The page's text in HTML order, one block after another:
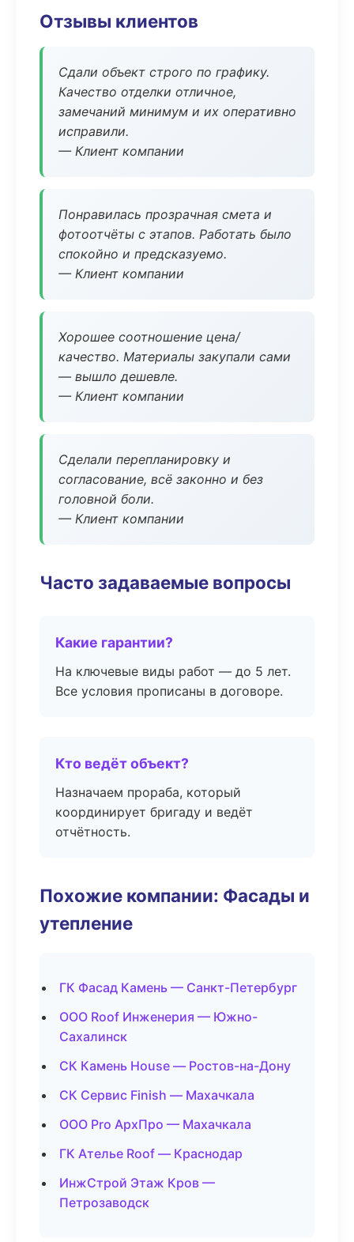
Отзывы клиентов
Сдали объект строго по графику.
Качество отделки отличное,
замечаний минимум и их оперативно
исправили.
— Клиент компании
Понравилась прозрачная смета и
фотоотчёты с этапов. Работать было
спокойно и предсказуемо.
— Клиент компании
Хорошее соотношение цена/
качество. Материалы закупали сами
— вышло дешевле.
— Клиент компании
Сделали перепланировку и
согласование, всё законно и без
головной боли.
— Клиент компании
Часто задаваемые вопросы
Какие гарантии?
На ключевые виды работ — до 5 лет.
Все условия прописаны в договоре.
Кто ведёт объект?
Назначаем прораба, который
координирует бригаду и ведёт
отчётность.
Похожие компании: Фасады и
утепление
ГК Фасад Камень — Санкт-Петербург
ООО Roof Инженерия — Южно-
Сахалинск
СК Камень House — Ростов-на-Дону
СК Сервис Finish — Махачкала
ООО Pro АрхПро — Махачкала
ГК Ателье Roof — Краснодар
ИнжСтрой Этаж Кров —
Петрозаводск